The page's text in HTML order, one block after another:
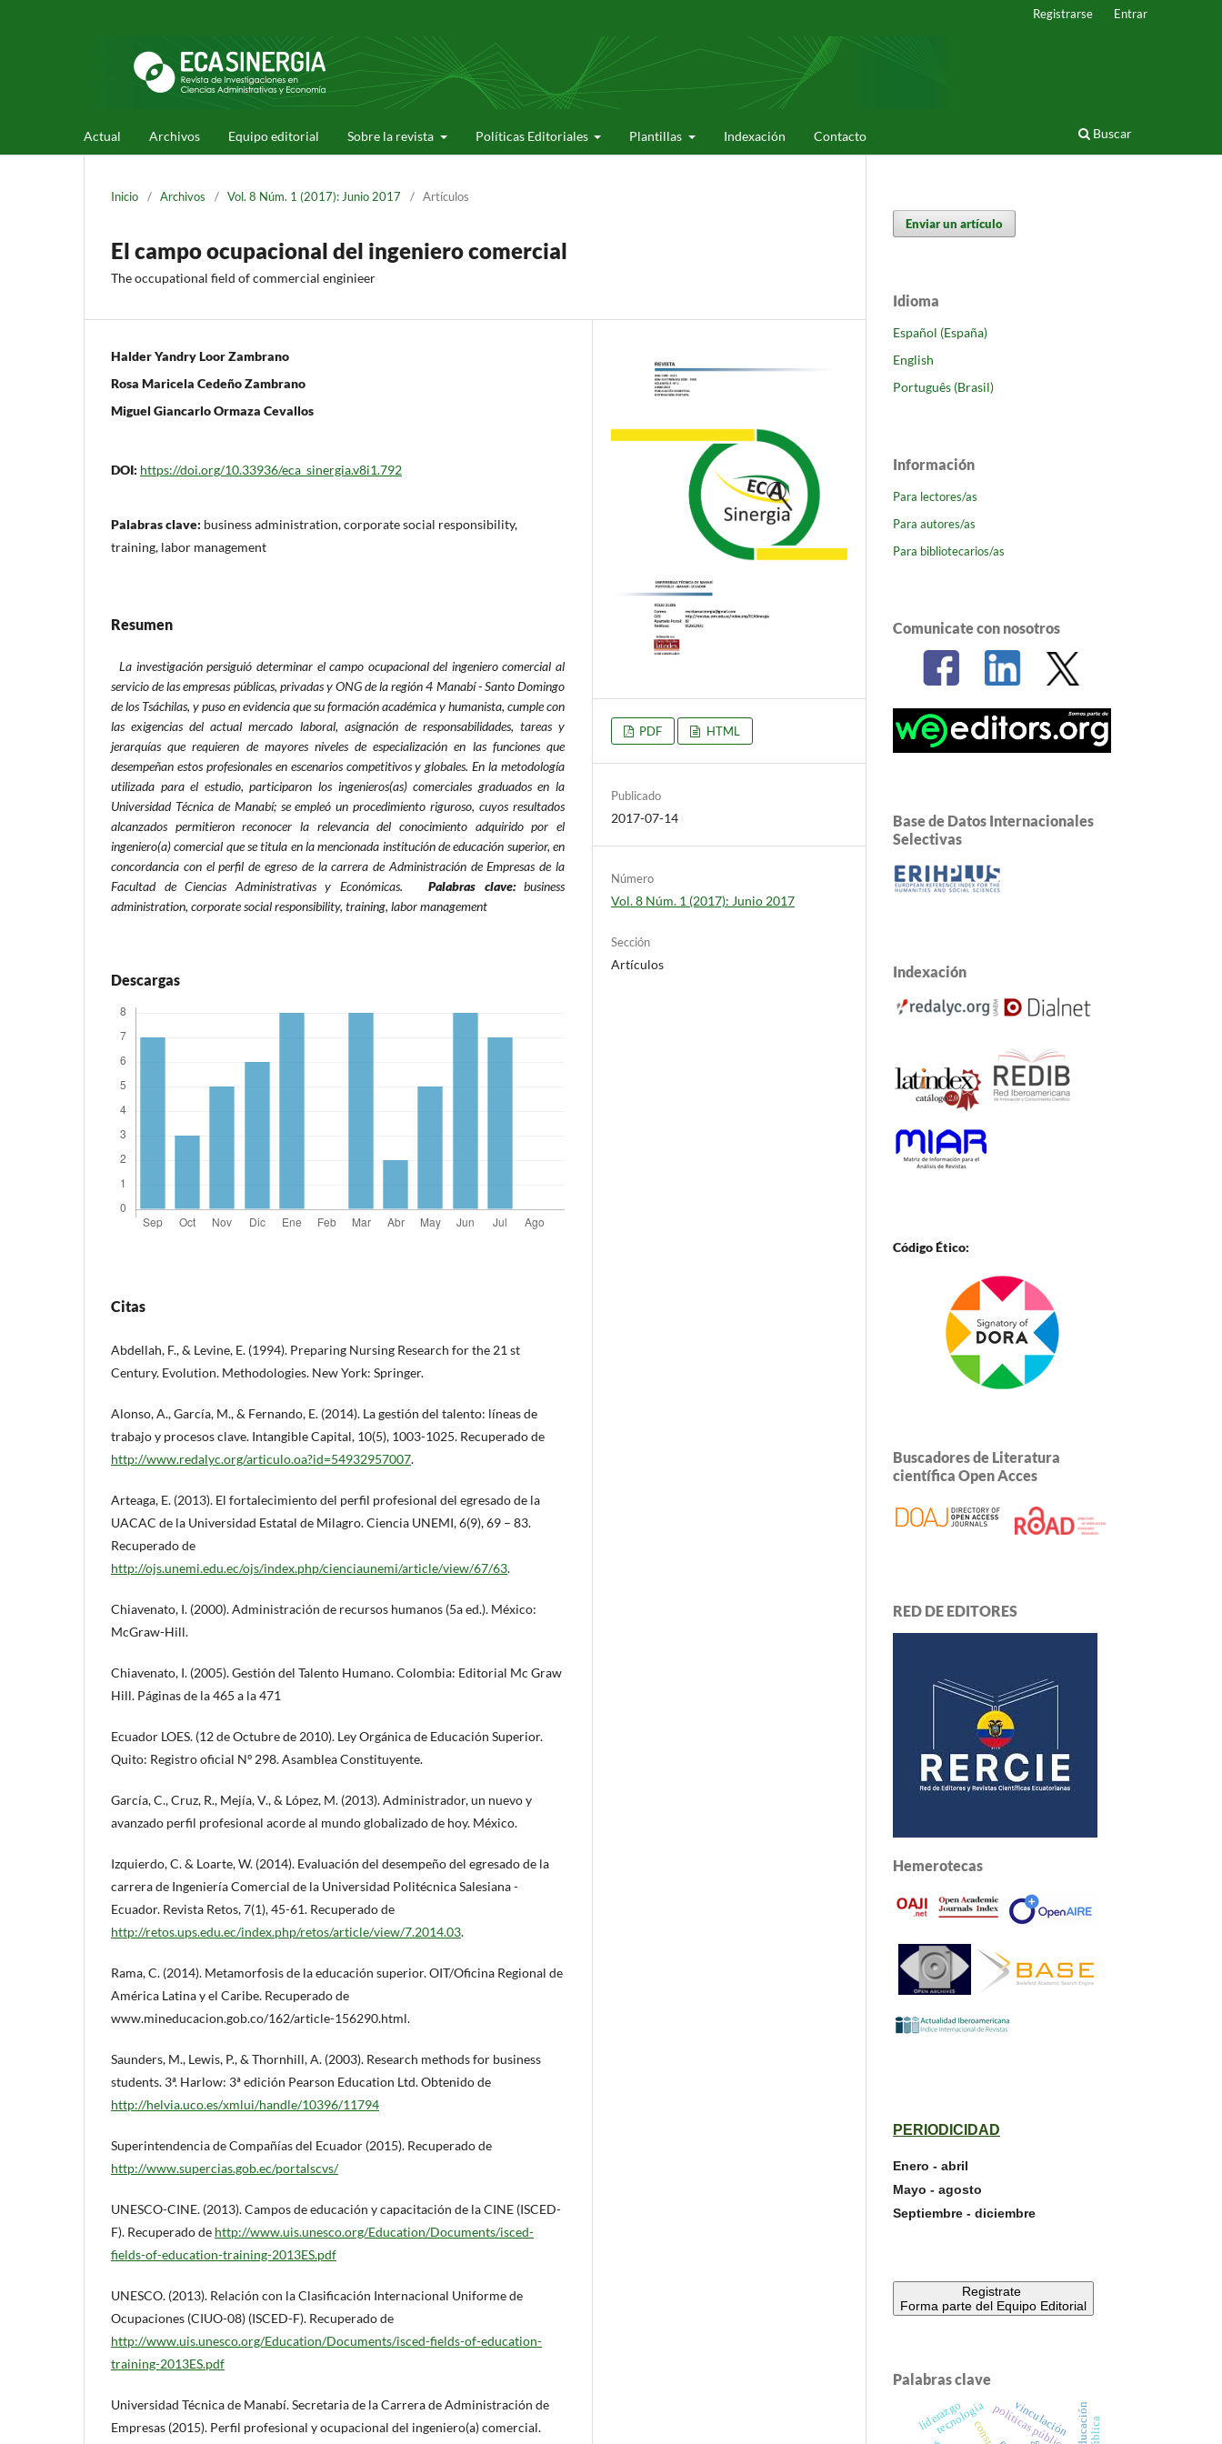
Actual Archivos Equipo editorial Sobre la revista Políticas Editoriales Plantillas Indexación Contacto Buscar
Registrarse Entrar
Inicio / Archivos / Vol. 8 Núm. 1 (2017): Junio 2017 / Artículos
El campo ocupacional del ingeniero comercial
The occupational field of commercial enginieer
Halder Yandry Loor Zambrano
Rosa Maricela Cedeño Zambrano
Miguel Giancarlo Ormaza Cevallos
DOI: https://doi.org/10.33936/eca_sinergia.v8i1.792
Palabras clave: business administration, corporate social responsibility,
training, labor management
Resumen
La investigación persiguió determinar el campo ocupacional del ingeniero comercial al
servicio de las empresas públicas, privadas y ONG de la región 4 Manabí - Santo Domingo
de los Tsáchilas, y puso en evidencia que su formación académica y humanista, cumple con
las exigencias del actual mercado laboral, asignación de responsabilidades, tareas y
jerarquías que requieren de mayores niveles de especialización en las funciones que
desempeñan estos profesionales en escenarios competitivos y globales. En la metodología
utilizada para el estudio, participaron los ingenieros(as) comerciales graduados en la
Universidad Técnica de Manabí; se empleó un procedimiento riguroso, cuyos resultados
alcanzados permitieron reconocer la relevancia del conocimiento adquirido por el
ingeniero(a) comercial que se titula en la mencionada institución de educación superior, en
concordancia con el perfil de egreso de la carrera de Administración de Empresas de la
Facultad de Ciencias Administrativas y Económicas.
Palabras clave:business
administration, corporate social responsibility, training, labor management
Descargas
Citas
Abdellah, F., & Levine, E. (1994). Preparing Nursing Research for the 21 st
Century. Evolution. Methodologies. New York: Springer.
Alonso, A., García, M., & Fernando, E. (2014). La gestión del talento: líneas de
trabajo y procesos clave. Intangible Capital, 10(5), 1003-1025. Recuperado de
http://www.redalyc.org/articulo.oa?id=54932957007.
Arteaga, E. (2013). El fortalecimiento del perfil profesional del egresado de la
UACAC de la Universidad Estatal de Milagro. Ciencia UNEMI, 6(9), 69 – 83.
Recuperado de
http://ojs.unemi.edu.ec/ojs/index.php/cienciaunemi/article/view/67/63.
Chiavenato, I. (2000). Administración de recursos humanos (5a ed.). México:
McGraw-Hill.
Chiavenato, I. (2005). Gestión del Talento Humano. Colombia: Editorial Mc Graw
Hill. Páginas de la 465 a la 471
Ecuador LOES. (12 de Octubre de 2010). Ley Orgánica de Educación Superior.
Quito: Registro oficial Nº 298. Asamblea Constituyente.
García, C., Cruz, R., Mejía, V., & López, M. (2013). Administrador, un nuevo y
avanzado perfil profesional acorde al mundo globalizado de hoy. México.
Izquierdo, C. & Loarte, W. (2014). Evaluación del desempeño del egresado de la
carrera de Ingeniería Comercial de la Universidad Politécnica Salesiana -
Ecuador. Revista Retos, 7(1), 45-61. Recuperado de
http://retos.ups.edu.ec/index.php/retos/article/view/7.2014.03.
Rama, C. (2014). Metamorfosis de la educación superior. OIT/Oficina Regional de
América Latina y el Caribe. Recuperado de
www.mineducacion.gob.co/162/article-156290.html.
Saunders, M., Lewis, P., & Thornhill, A. (2003). Research methods for business
students. 3ª. Harlow: 3ª edición Pearson Education Ltd. Obtenido de
http://helvia.uco.es/xmlui/handle/10396/11794
Superintendencia de Compañías del Ecuador (2015). Recuperado de
http://www.supercias.gob.ec/portalscvs/
UNESCO-CINE. (2013). Campos de educación y capacitación de la CINE (ISCED-
F). Recuperado de http://www.uis.unesco.org/Education/Documents/isced-
fields-of-education-training-2013ES.pdf
UNESCO. (2013). Relación con la Clasificación Internacional Uniforme de
Ocupaciones (CIUO-08) (ISCED-F). Recuperado de
http://www.uis.unesco.org/Education/Documents/isced-fields-of-education-
training-2013ES.pdf
Universidad Técnica de Manabí. Secretaria de la Carrera de Administración de
Empresas (2015). Perfil profesional y ocupacional del ingeniero(a) comercial.
PDF HTML
Publicado
2017-07-14
Número
Vol. 8 Núm. 1 (2017): Junio 2017
Sección
Artículos
Enviar un artículo
Idioma
Español (España)
English
Português (Brasil)
Información
Para lectores/as
Para autores/as
Para bibliotecarios/as
Comunicate con nosotros
Base de Datos Internacionales
Selectivas
Indexación
Código Ético:
Buscadores de Literatura
científica Open Acces
RED DE EDITORES
Hemerotecas
PERIODICIDAD
Enero - abril
Mayo - agosto
Septiembre - diciembre
Registrate
Forma parte del Equipo Editorial
Palabras clave
políticas públicas
tecnología vinculación
liderazgo